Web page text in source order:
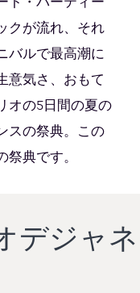
クが流れ、それ
バルで最高潮に
意気さ、おもて
オの5日間の夏の
スの祭典。この
典です。
デジャネ